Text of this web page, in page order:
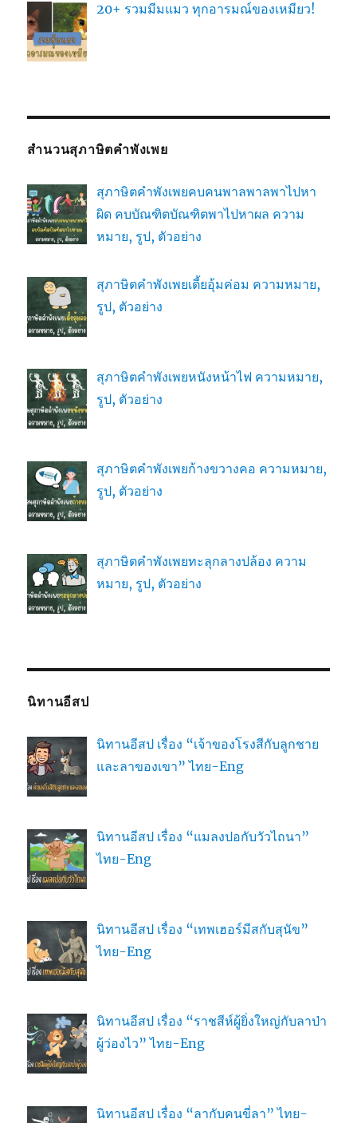
20+ รวมมีมแมว ทุกอารมณ์ของเหมียว!
สำนวนสุภาษิตคำพังเพย
สุภาษิตคำพังเพยคบคนพาลพาลพาไปหา
ผิด คบบัณฑิตบัณฑิตพาไปหาผล ความ
หมาย, รูป, ตัวอย่าง
สุภาษิตคำพังเพยเตี้ยอุ้มค่อม ความหมาย,
รูป, ตัวอย่าง
สุภาษิตคำพังเพยหนังหน้าไฟ ความหมาย,
รูป, ตัวอย่าง
สุภาษิตคำพังเพยก้างขวางคอ ความหมาย,
รูป, ตัวอย่าง
สุภาษิตคำพังเพยทะลุกลางปล้อง ความ
หมาย, รูป, ตัวอย่าง
นิทานอีสป
นิทานอีสป เรื่อง “เจ้าของโรงสีกับลูกชาย
และลาของเขา” ไทย-Eng
นิทานอีสป เรื่อง “แมลงปอกับวัวไถนา”
ไทย-Eng
นิทานอีสป เรื่อง “เทพเฮอร์มีสกับสุนัข”
ไทย-Eng
นิทานอีสป เรื่อง “ราชสีห์ผู้ยิ่งใหญ่กับลาป่า
ผู้ว่องไว” ไทย-Eng
นิทานอีสป เรื่อง “ลากับคนขี่ลา” ไทย-